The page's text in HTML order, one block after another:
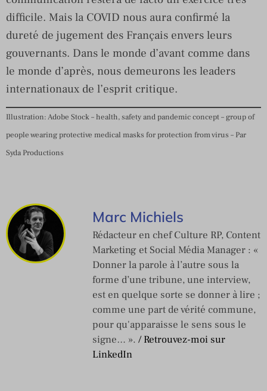
difficile. Mais la COVID nous aura confirmé la
dureté de jugement des Français envers leurs
gouvernants. Dans le monde d’avant comme dans
le monde d’après, nous demeurons les leaders
internationaux de l’esprit critique.
Illustration: Adobe Stock – health, safety and pandemic concept – group of
people wearing protective medical masks for protection from virus – Par
Syda Productions
Marc Michiels
Rédacteur en chef Culture RP, Content
Marketing et Social Média Manager : «
Donner la parole à l’autre sous la
forme d’une tribune, une interview,
est en quelque sorte se donner à lire ;
comme une part de vérité commune,
pour qu'apparaisse le sens sous le
signe… ». / Retrouvez-moi sur
LinkedIn